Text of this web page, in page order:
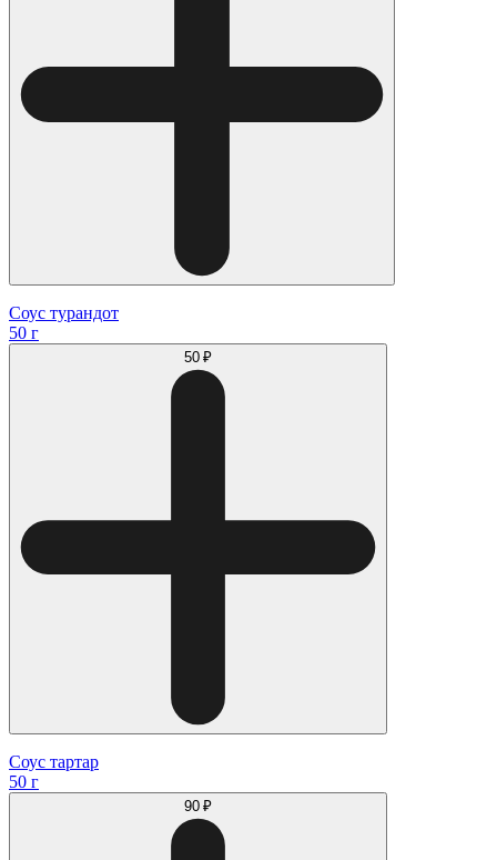
Соус турандот
50 г
50 ₽
Соус тартар
50 г
90 ₽